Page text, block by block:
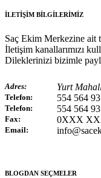
İLETİŞİM BİLGİLERİMİZ
Saç Ekim Merkezine ait
İletişim kanallarımızı
Dileklerinizi bizimle
Adres: Yurt
Telefon: 554 564
Telefon: 554 564
Fax: 0XXX
Email:
BLOGDAN SEÇMELER